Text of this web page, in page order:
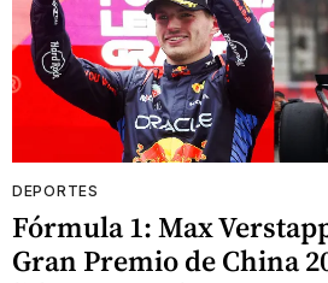
DEPORTES
Fórmula 1: Max
Gran Premio de China